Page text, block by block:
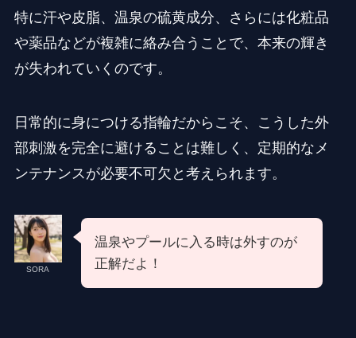
特に汗や皮脂、温泉の硫黄成分、さらには化粧品
や薬品などが複雑に絡み合うことで、本来の輝き
が失われていくのです。
日常的に身につける指輪だからこそ、こうした外
部刺激を完全に避けることは難しく、定期的なメ
ンテナンスが必要不可欠と考えられます。
SORA
温泉やプールに入る時は外すのが
正解だよ！